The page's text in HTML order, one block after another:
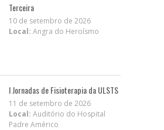
Terceira
10 de setembro de 2026
Local: Angra do Heroísmo
I Jornadas de Fisioterapia da ULSTS
11 de setembro de 2026
Local: Auditório do Hospital
Padre Américo